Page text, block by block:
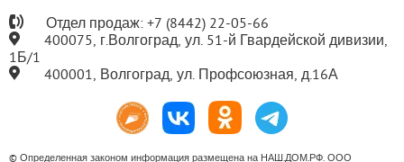
Отдел продаж: +7 (8442) 22-05-66
400075, г.Волгоград, ул. 51-й Гвардейской дивизии,
1Б/1
400001, Волгоград, ул. Профсоюзная, д.16А
© Определенная законом информация размещена на НАШ.ДОМ.РФ. ООО